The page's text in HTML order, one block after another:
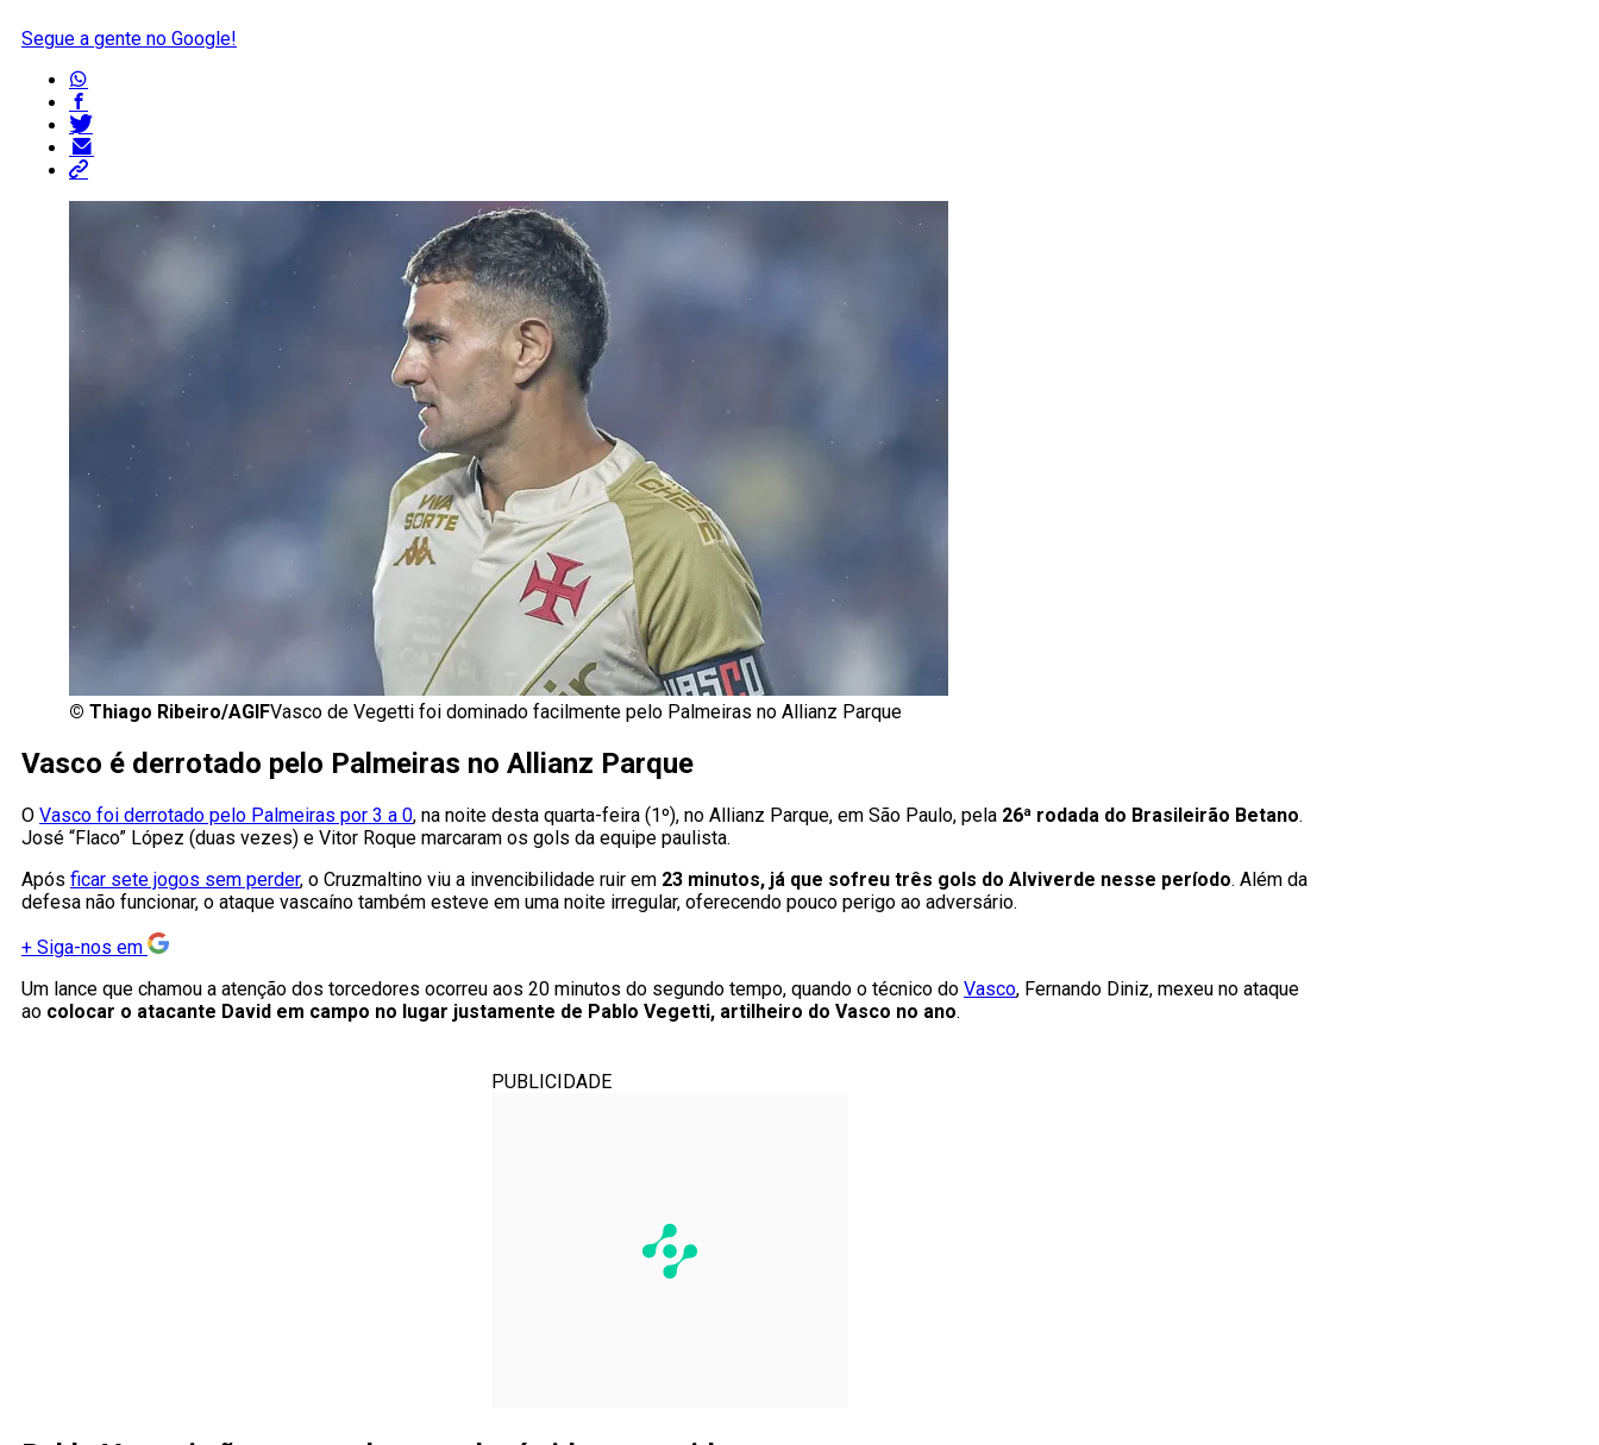
Segue a gente no Google!
© Thiago Ribeiro/AGIFVasco de Vegetti foi dominado facilmente pelo Palmeiras no Allianz Parque
Vasco é derrotado pelo Palmeiras no Allianz Parque
O Vasco foi derrotado pelo Palmeiras por 3 a 0, na noite desta quarta-feira (1º), no Allianz Parque, em São Paulo, pela 26ª rodada do Brasileirão Betano.
José “Flaco” López (duas vezes) e Vitor Roque marcaram os gols da equipe paulista.
Após ficar sete jogos sem perder, o Cruzmaltino viu a invencibilidade ruir em 23 minutos, já que sofreu três gols do Alviverde nesse período. Além da
defesa não funcionar, o ataque vascaíno também esteve em uma noite irregular, oferecendo pouco perigo ao adversário.
+ Siga-nos em
Um lance que chamou a atenção dos torcedores ocorreu aos 20 minutos do segundo tempo, quando o técnico do Vasco, Fernando Diniz, mexeu no ataque
ao colocar o atacante David em campo no lugar justamente de Pablo Vegetti, artilheiro do Vasco no ano.
PUBLICIDADE